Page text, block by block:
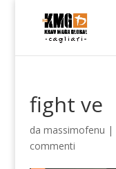
fight ve
da massimofenu |
commenti